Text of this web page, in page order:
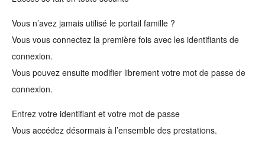
Vous n’avez jamais utilisé le portail famille ?
Vous vous connectez la première fois avec les identifiants de
connexion.
Vous pouvez ensuite modifier librement votre mot de passe de
connexion.
Entrez votre identifiant et votre mot de passe
Vous accédez désormais à l’ensemble des prestations.